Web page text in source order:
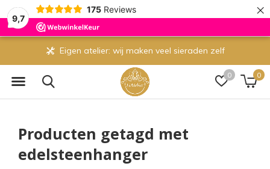
9,7
175 Reviews ×
0 0
Eigen atelier: wij maken veel sieraden zelf
Producten getagd met
edelsteenhanger